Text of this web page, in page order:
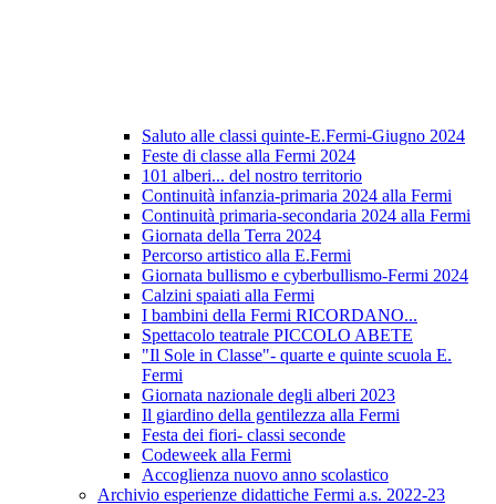
Saluto alle classi quinte-E.Fermi-Giugno 2024
Feste di classe alla Fermi 2024
101 alberi... del nostro territorio
Continuità infanzia-primaria 2024 alla Fermi
Continuità primaria-secondaria 2024 alla Fermi
Giornata della Terra 2024
Percorso artistico alla E.Fermi
Giornata bullismo e cyberbullismo-Fermi 2024
Calzini spaiati alla Fermi
I bambini della Fermi RICORDANO...
Spettacolo teatrale PICCOLO ABETE
"Il Sole in Classe"- quarte e quinte scuola E.
Fermi
Giornata nazionale degli alberi 2023
Il giardino della gentilezza alla Fermi
Festa dei fiori- classi seconde
Codeweek alla Fermi
Accoglienza nuovo anno scolastico
Archivio esperienze didattiche Fermi a.s. 2022-23